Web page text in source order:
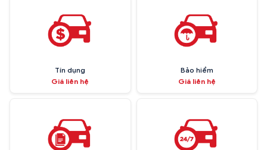
Tín dụng
Giá liên hệ
Bảo hiểm
Giá liên hệ